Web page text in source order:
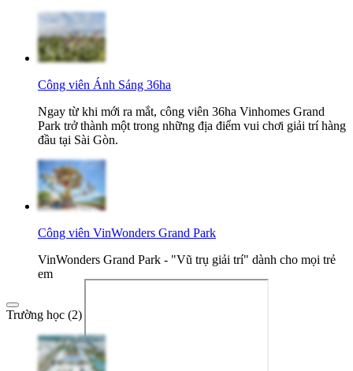
Công viên Ánh Sáng 36ha
Ngay từ khi mới ra mắt, công viên 36ha Vinhomes Grand
Park trở thành một trong những địa điểm vui chơi giải trí hàng
đầu tại Sài Gòn.
Công viên VinWonders Grand Park
VinWonders Grand Park - "Vũ trụ giải trí" dành cho mọi trẻ
em
Trường học (2)